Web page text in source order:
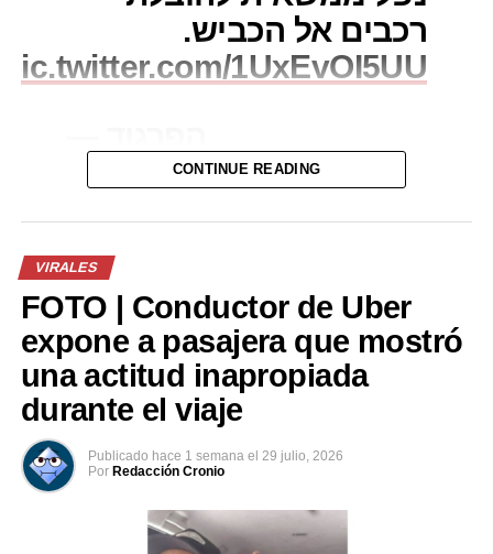
רכבים אל הכביש.
pic.twitter.com/1UxEvOI5UU
(@moshepargod)
Comparte esto:
Facebook
Me gusta esto:
CONTINUE READING
VIRALES
FOTO | Conductor de Uber
expone a pasajera que mostró
una actitud inapropiada
durante el viaje
Publicado hace 1 semana el 29 julio, 2026
Por Redacción Cronio